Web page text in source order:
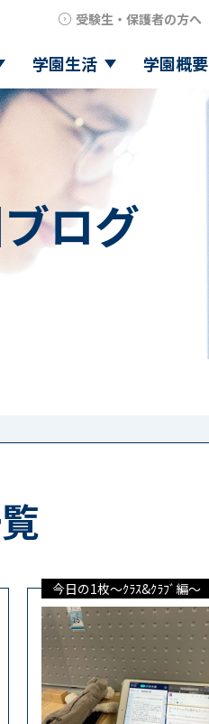
受験生・保護者の方へ
学園生活 学園概要
ログ
今日の1枚～ｸﾗｽ&ｸﾗﾌﾞ編～